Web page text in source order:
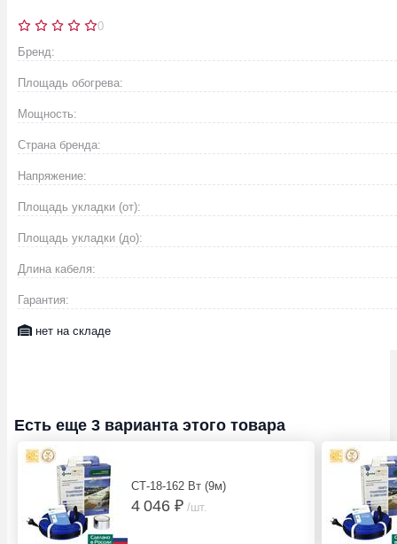
0
Бренд:
Площадь обогрева:
Мощность:
Страна бренда:
Напряжение:
Площадь укладки (от):
Площадь укладки (до):
Длина кабеля:
Гарантия:
нет на складе
Есть еще 3 варианта этого товара
СТ-18-162 Вт (9м)
4 046 ₽ /шт.